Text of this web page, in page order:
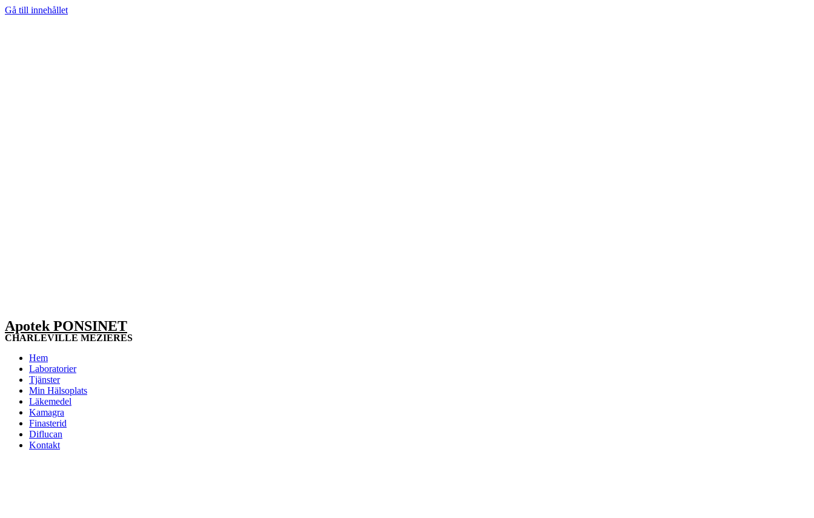
Gå till innehållet
Apotek PONSINET
CHARLEVILLE MEZIERES
Hem
Laboratorier
Tjänster
Min Hälsoplats
Läkemedel
Kamagra
Finasterid
Diflucan
Kontakt